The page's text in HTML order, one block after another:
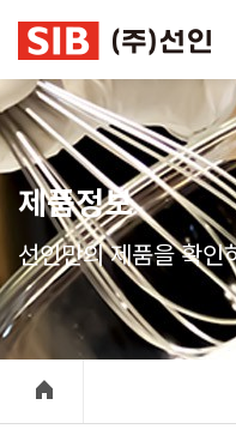
제품정보
선인만의 제품을 확인